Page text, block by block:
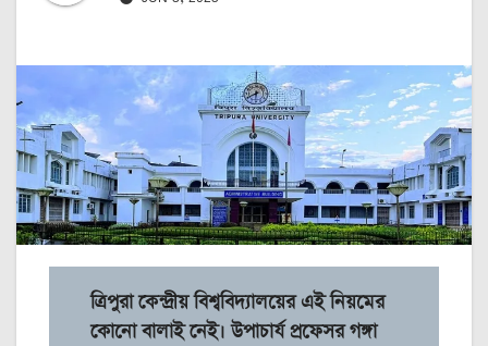
ত্রিপুরা কেন্দ্রীয় বিশ্ববিদ্যালয়ের এই নিয়মের
কোনো বালাই নেই। উপাচার্য প্রফেসর গঙ্গা